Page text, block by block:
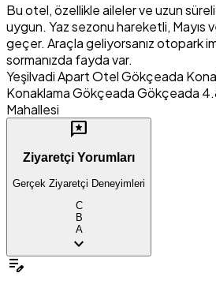
Bu otel, özellikle aileler ve uzun
uygun. Yaz sezonu hareketli, Mayıs
geçer. Araçla geliyorsanız otopark
sormanızda fayda var.
Yeşilvadi Apart OtelGökçeada
KonaklamaGökçeada Gökçeada
Mahallesi
reviews
Ziyaretçi Yorumları
Gerçek Ziyaretçi Deneyimleri
C
B
A
expand_more
edit_note